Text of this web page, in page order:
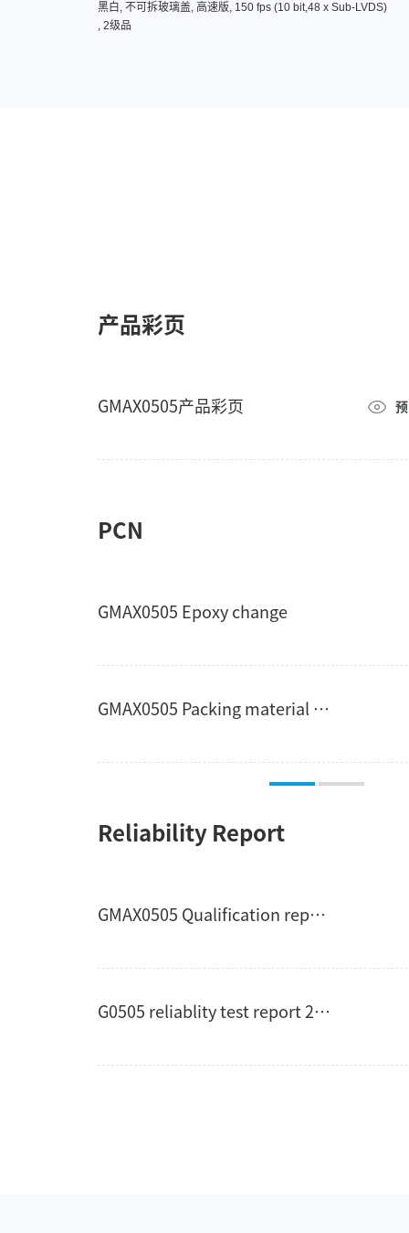
黑白, 不可拆玻璃盖, 高速版, 150 fps (10 bit,48 x Sub-LVDS)
, 2级品
产品彩页
GMAX0505产品彩页
PCN
GMAX0505 Epoxy change
GMAX0505 Packing material and handling&soldering Instruction Change
Reliability Report
GMAX0505 Qualification report-20210416
G0505 reliablity test report 20221117